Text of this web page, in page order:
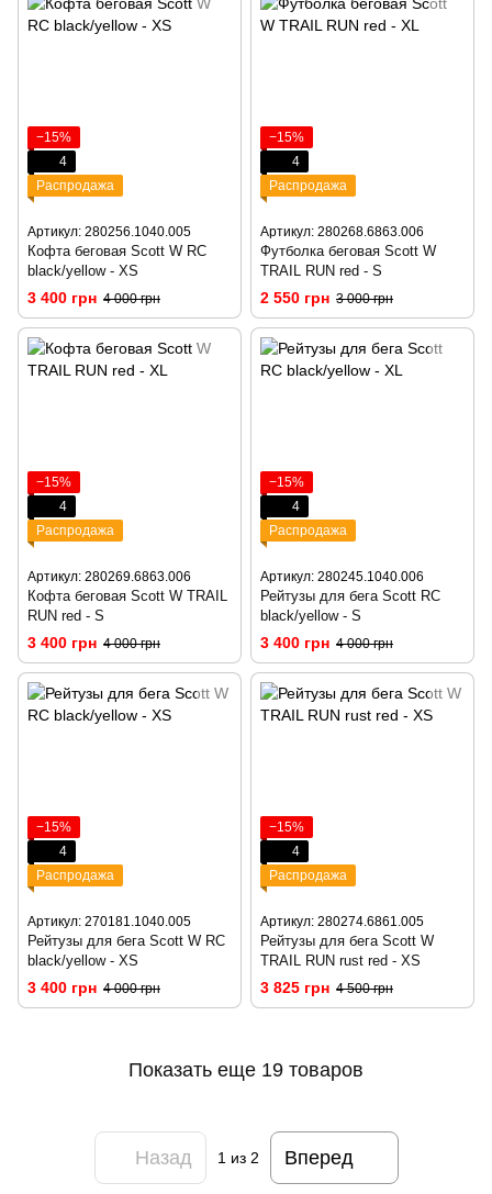
−15%
4
Распродажа
Артикул: 280256.1040.005
Кофта беговая Scott W RC
black/yellow - XS
3 400 грн 4 000 грн
−15%
4
Распродажа
Артикул: 280268.6863.006
Футболка беговая Scott W
TRAIL RUN red - S
2 550 грн 3 000 грн
−15%
4
Распродажа
Артикул: 280269.6863.006
Кофта беговая Scott W TRAIL
RUN red - S
3 400 грн 4 000 грн
−15%
4
Распродажа
Артикул: 280245.1040.006
Рейтузы для бега Scott RC
black/yellow - S
3 400 грн 4 000 грн
−15%
4
Распродажа
Артикул: 270181.1040.005
Рейтузы для бега Scott W RC
black/yellow - XS
3 400 грн 4 000 грн
−15%
4
Распродажа
Артикул: 280274.6861.005
Рейтузы для бега Scott W
TRAIL RUN rust red - XS
3 825 грн 4 500 грн
Показать еще 19 товаров
Назад 1из 2 Вперед